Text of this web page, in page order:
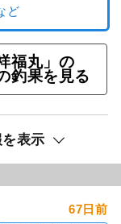
福丸」の
釣果を見る
表示
67日前